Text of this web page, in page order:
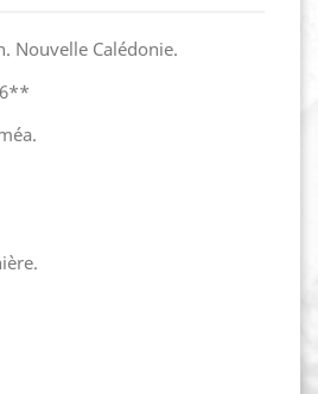
Nouvelle Calédonie.